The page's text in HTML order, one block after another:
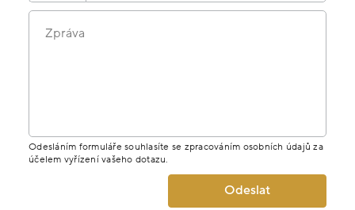
Zpráva
Odesláním formuláře souhlasíte se zpracováním osobních údajů za
účelem vyřízení vašeho dotazu.
Odeslat